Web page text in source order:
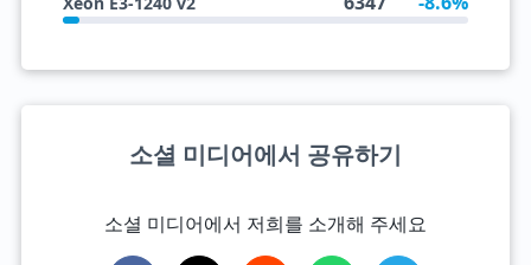
소셜 미디어에서 공유하기
소셜 미디어에서 저희를 소개해 주세요